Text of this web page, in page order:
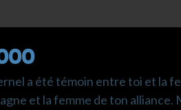
a été témoin entre toi et la
et la femme de ton alliance.